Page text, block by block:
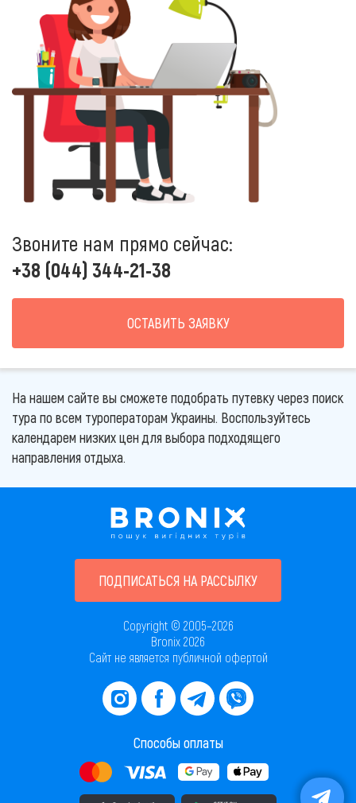
Звоните нам прямо сейчас:
+38 (044) 344-21-38
ОСТАВИТЬ ЗАЯВКУ
На нашем сайте вы сможете подобрать путевку через поиск
тура по всем туроператорам Украины. Воспользуйтесь
календарем низких цен для выбора подходящего
направления отдыха.
ПОДПИСАТЬСЯ НА РАССЫЛКУ
Copyright © 2005–2026
Bronix 2026
Сайт не является публичной офертой
Способы оплаты
Скачать приложение в AppStore Скачать приложение в PlayMarket